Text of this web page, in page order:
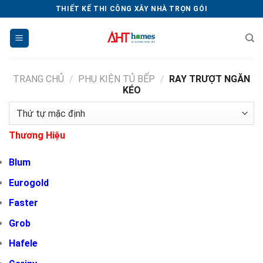
dung
THIẾT KẾ THI CÔNG XÂY NHÀ TRỌN GÓI
TRANG CHỦ / PHỤ KIỆN TỦ BẾP / RAY TRƯỢT NGĂN
KÉO
Thương Hiệu
Blum
Eurogold
Faster
Grob
Hafele